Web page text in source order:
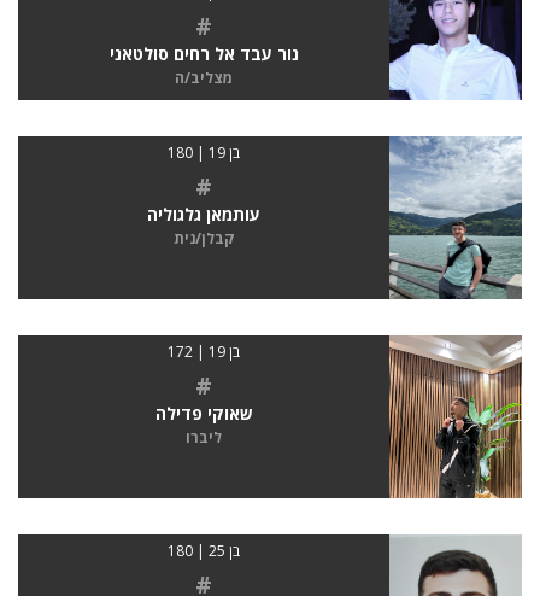
#
נור עבד אל רחים סולטאני
מצליב/ה
בן 19 | 180
#
עותמאן גלגוליה
קבלן/נית
בן 19 | 172
#
שאוקי פדילה
ליברו
בן 25 | 180
#